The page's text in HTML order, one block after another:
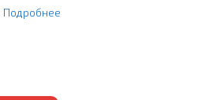
Подробнее